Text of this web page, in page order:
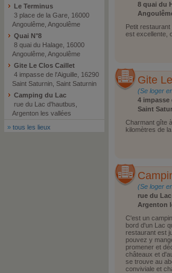
Le Terminus
3 place de la Gare, 16000
Angoulême, Angoulême
Quai N°8
8 quai du Halage, 16000
Angoulême, Angoulême
Gite Le Clos Caillet
4 impasse de l'Aiguille, 16290
Saint Saturnin, Saint Saturnin
Camping du Lac
rue du Lac d'hautbus,
Argenton les vallées
» tous les lieux
8 quai du
Petit
est excellente,
Gite
(Se loger
4 impasse
Saint
Charmant gîte
kilomètres de
(Se loger
rue du
Argenton
C'est un
bord d'un Lac
restaurant est
pouvez y
promener et
châteaux et
se trouve au
conviviale et